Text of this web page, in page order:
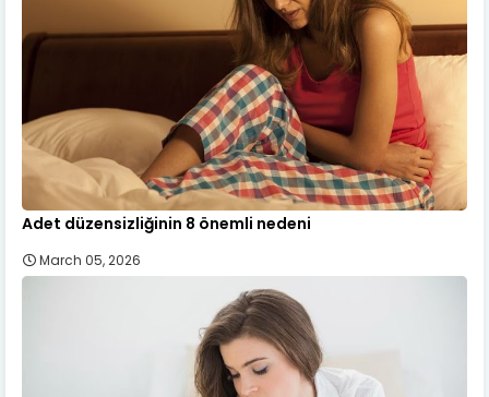
Adet düzensizliğinin 8 önemli nedeni
March 05, 2026